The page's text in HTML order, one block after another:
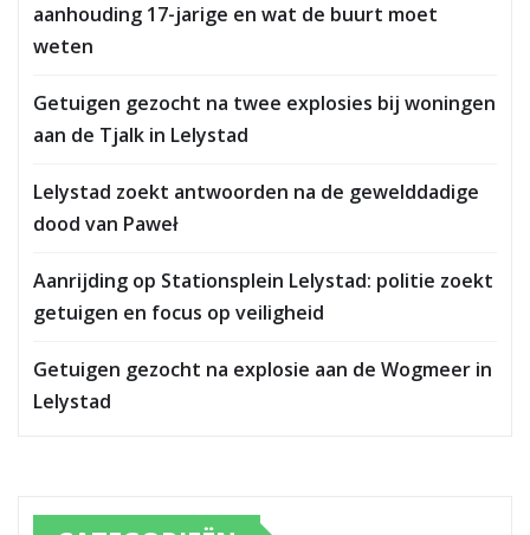
aanhouding 17-jarige en wat de buurt moet
weten
Getuigen gezocht na twee explosies bij woningen
aan de Tjalk in Lelystad
Lelystad zoekt antwoorden na de gewelddadige
dood van Paweł
Aanrijding op Stationsplein Lelystad: politie zoekt
getuigen en focus op veiligheid
Getuigen gezocht na explosie aan de Wogmeer in
Lelystad